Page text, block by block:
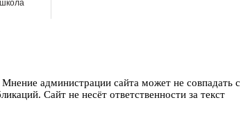
администрации сайта может не совпадать с
Сайт не несёт ответственности за текст